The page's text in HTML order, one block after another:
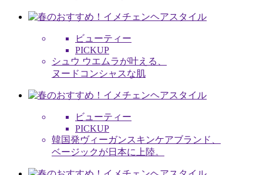
ビューティー
PICKUP
シュウ ウエムラが叶える、
ヌードコンシャスな肌
ビューティー
PICKUP
韓国発ヴィーガンスキンケアブランド、
ベージックが日本に上陸。